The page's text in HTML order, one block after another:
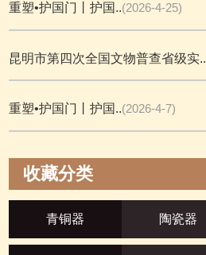
重塑•护国门丨护国..(2026-4-25)
昆明市第四次全国文物普查省级实..
重塑•护国门丨护国..(2026-4-7)
收藏分类
青铜器 陶瓷器